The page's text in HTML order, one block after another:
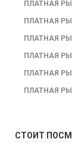
ПЛАТНАЯ
ПЛАТНАЯ
ПЛАТНАЯ
ПЛАТНАЯ
ПЛАТНАЯ
ПЛАТНАЯ
СТОИТ